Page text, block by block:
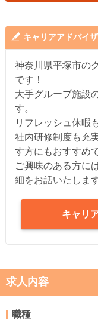
キャリアアドバイ
神奈川県平塚市の
です！
大手グループ施設
す。
リフレッシュ休暇
社内研修制度も充
す方にもおすすめ
ご興味のある方に
細をお話いたしま
キャリ
求人内容
職種